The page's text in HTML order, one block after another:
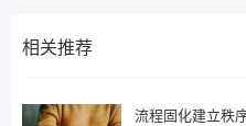
相关推荐